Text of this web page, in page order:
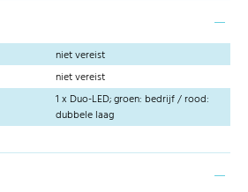
niet vereist
niet vereist
1 x Duo-LED; groen: bedrijf / rood:
dubbele laag